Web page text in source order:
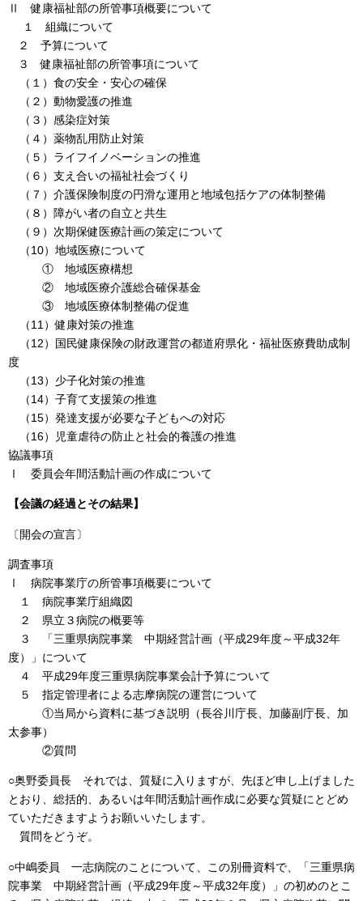
Ⅱ 健康福祉部の所管事項概要について
１ 組織について
２ 予算について
３ 健康福祉部の所管事項について
（１）食の安全・安心の確保
（２）動物愛護の推進
（３）感染症対策
（４）薬物乱用防止対策
（５）ライフイノベーションの推進
（６）支え合いの福祉社会づくり
（７）介護保険制度の円滑な運用と地域包括ケアの体制整備
（８）障がい者の自立と共生
（９）次期保健医療計画の策定について
（10）地域医療について
① 地域医療構想
② 地域医療介護総合確保基金
③ 地域医療体制整備の促進
（11）健康対策の推進
（12）国民健康保険の財政運営の都道府県化・福祉医療費助成制
度
（13）少子化対策の推進
（14）子育て支援策の推進
（15）発達支援が必要な子どもへの対応
（16）児童虐待の防止と社会的養護の推進
協議事項
Ⅰ 委員会年間活動計画の作成について
【会議の経過とその結果】
〔開会の宣言〕
調査事項
Ⅰ 病院事業庁の所管事項概要について
１ 病院事業庁組織図
２ 県立３病院の概要等
３ 「三重県病院事業 中期経営計画（平成29年度～平成32年
度）」について
４ 平成29年度三重県病院事業会計予算について
５ 指定管理者による志摩病院の運営について
①当局から資料に基づき説明（長谷川庁長、加藤副庁長、加
太参事）
②質問
○奥野委員長 それでは、質疑に入りますが、先ほど申し上げました
とおり、総括的、あるいは年間活動計画作成に必要な質疑にとどめ
ていただきますようお願いいたします。
質問をどうぞ。
○中嶋委員 一志病院のことについて、この別冊資料で、「三重県病
院事業 中期経営計画（平成29年度～平成32年度）」の初めのとこ